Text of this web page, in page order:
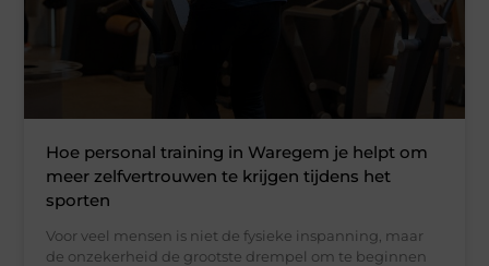
Hoe personal training in Waregem je helpt om
meer zelfvertrouwen te krijgen tijdens het
sporten
Voor veel mensen is niet de fysieke inspanning, maar
de onzekerheid de grootste drempel om te beginnen